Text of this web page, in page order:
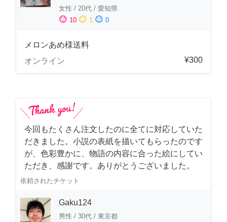
女性 / 20代 / 愛知県
sentiment_satisfied 10 sentiment_neutral 1 sentiment_dissatisfied 0
メロンあめ様送料
オンライン
¥300
今回もたくさん注文したのに全てに対応していた
だきました。小説の表紙を描いてもらったのです
が、色彩豊かに、物語の内容に合った絵にしてい
ただき、感謝です。ありがとうございました。
依頼されたチケット
Gaku124
男性 / 30代 / 東京都